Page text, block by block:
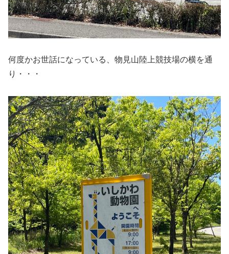
何度かお世話になっている、物見山陸上競技場の横を通
り・・・